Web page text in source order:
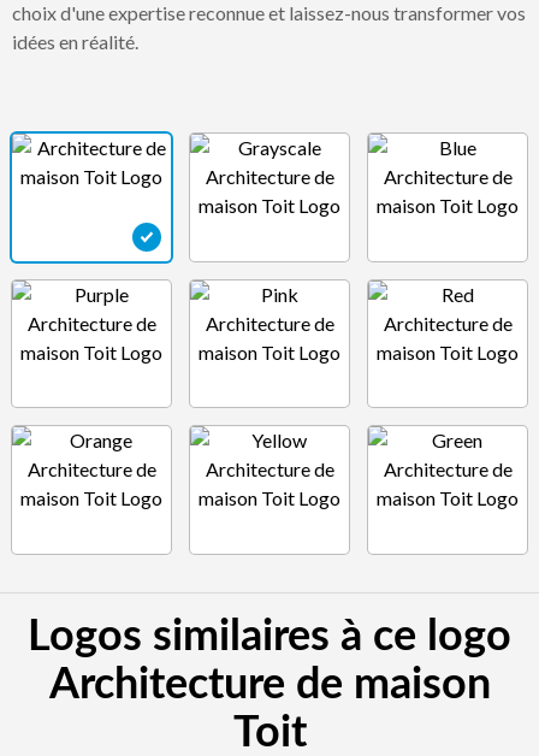
choix d'une expertise reconnue et laissez-nous transformer vos
idées en réalité.
Logos similaires à ce logo
Architecture de maison
Toit